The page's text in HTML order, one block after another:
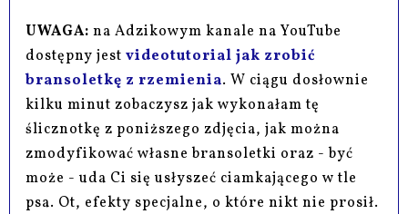
UWAGA: na Adzikowym kanale na YouTube
dostępny jestvideotutorial jak zrobić
bransoletkę z rzemienia. W ciągu dosłownie
kilku minut zobaczysz jak wykonałam tę
ślicznotkę z poniższego zdjęcia, jak można
zmodyfikować własne bransoletki oraz - być
może - uda Ci się usłyszeć ciamkającego w tle
psa. Ot, efekty specjalne, o które nikt nie prosił.